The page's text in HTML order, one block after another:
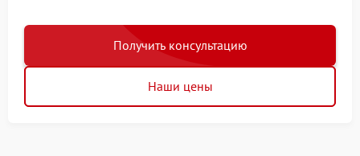
Получить консультацию
Наши цены